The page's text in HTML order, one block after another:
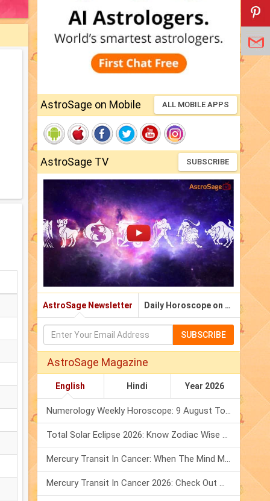
AstroSage on Mobile ALL MOBILE APPS
AstroSage TV SUBSCRIBE
AstroSage Newsletter Daily Horoscope on Email
SUBSCRIBE
AstroSage Magazine
English Hindi Year 2026
Numerology Weekly Horoscope: 9 August To 15 August, 2026
Total Solar Eclipse 2026: Know Zodiac Wise Prediction
Mercury Transit In Cancer: When The Mind Meets The Heart!
Mercury Transit In Cancer 2026: Check Out What It Brings For You